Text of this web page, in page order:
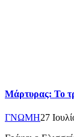
Μάρτυρας: Το
ΓΝΩΜΗ27